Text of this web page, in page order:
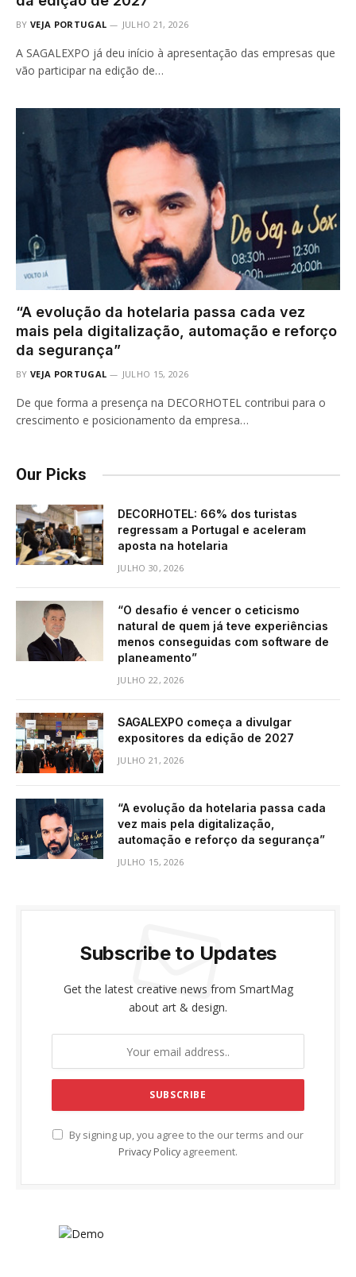
BY VEJA PORTUGAL JULHO 21, 2026
A SAGALEXPO já deu início à apresentação das empresas que
vão participar na edição de…
“A evolução da hotelaria passa cada vez
mais pela digitalização, automação e reforço
da segurança”
BY VEJA PORTUGAL JULHO 15, 2026
De que forma a presença na DECORHOTEL contribui para o
crescimento e posicionamento da empresa…
Our Picks
DECORHOTEL: 66% dos turistas
regressam a Portugal e aceleram
aposta na hotelaria
JULHO 30, 2026
“O desafio é vencer o ceticismo
natural de quem já teve experiências
menos conseguidas com software de
planeamento”
JULHO 22, 2026
SAGALEXPO começa a divulgar
expositores da edição de 2027
JULHO 21, 2026
“A evolução da hotelaria passa cada
vez mais pela digitalização,
automação e reforço da segurança”
JULHO 15, 2026
Subscribe to Updates
Get the latest creative news from SmartMag
about art & design.
By signing up, you agree to the our terms and our
Privacy Policy agreement.